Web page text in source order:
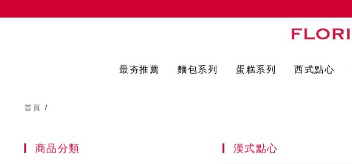
最夯推薦 麵包系列 蛋糕系列 西式點心
首頁 /
漢式點心
商品分類